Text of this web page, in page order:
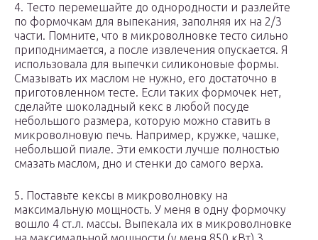
4. Тесто перемешайте до однородности и разлейте
по формочкам для выпекания, заполняя их на 2/3
части. Помните, что в микроволновке тесто сильно
приподнимается, а после извлечения опускается. Я
использовала для выпечки силиконовые формы.
Смазывать их маслом не нужно, его достаточно в
приготовленном тесте. Если таких формочек нет,
сделайте шоколадный кекс в любой посуде
небольшого размера, которую можно ставить в
микроволновую печь. Например, кружке, чашке,
небольшой пиале. Эти емкости лучше полностью
смазать маслом, дно и стенки до самого верха.
5. Поставьте кексы в микроволновку на
максимальную мощность. У меня в одну формочку
вошло 4 ст.л. массы. Выпекала их в микроволновке